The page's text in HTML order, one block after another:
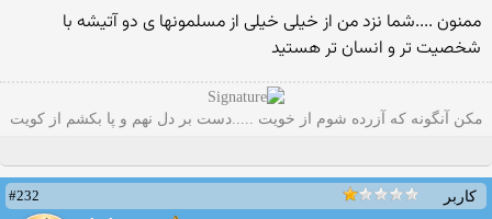
ممنون ....شما نزد من از خیلی خیلی از مسلمونها ی دو آتیشه با
شخصیت تر و انسان تر هستید
مکن آنگونه که آزرده شوم از خویت .....دست بر دل نهم و پا بکشم از کویت
کاربر
#232